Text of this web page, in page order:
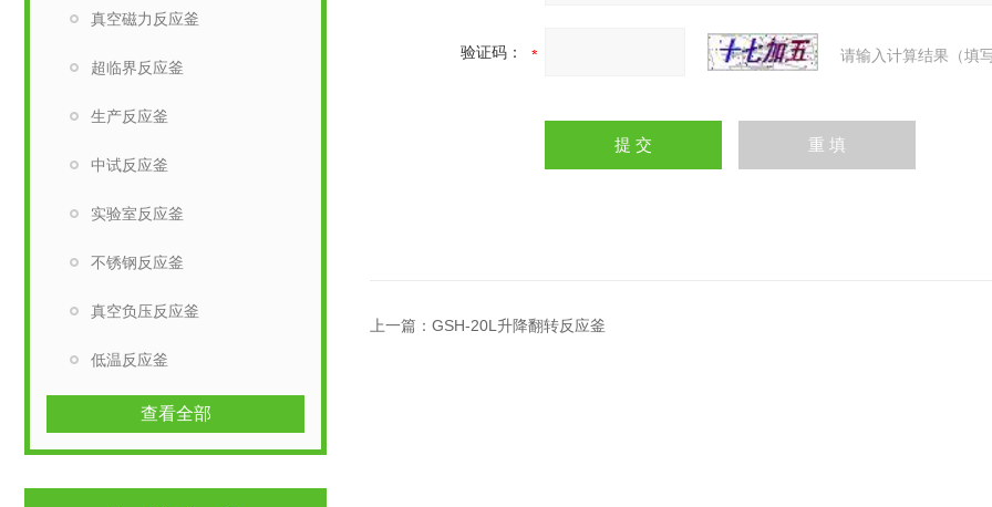
真空磁力反应釜
超临界反应釜
生产反应釜
中试反应釜
实验室反应釜
不锈钢反应釜
真空负压反应釜
低温反应釜
查看全部
验证码： 请输入计算结果（填
上一篇： GSH-20L升降翻转反应釜